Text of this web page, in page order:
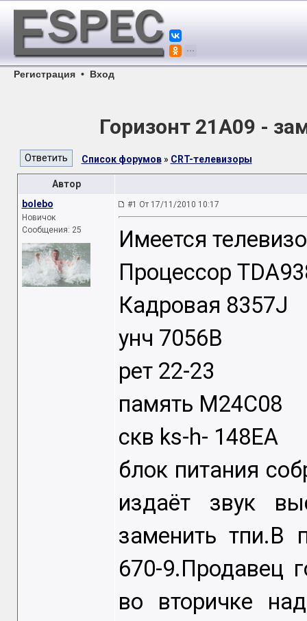
Регистрация • Вход
Горизонт 21A09 -
Список форумов» CRT-телевизоры
Автор
bolebo
Новичок
Сообщения: 25
#1 От 17/11/2010 10:17
Имеется
Процессор
Кадровая 8357J
унч 7056В
рет 22-23
память M24C08
скв ks-h- 148EA
блок питания
издаёт звук
заменить тпи.В
670-9.Продавец
во вторичке